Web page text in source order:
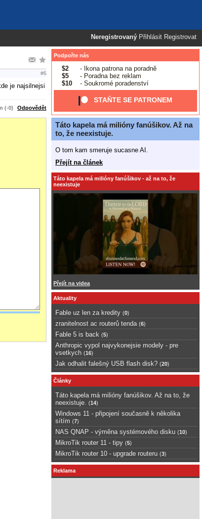
Neregistrovaný Přihlásit Registrovat
#6
je najsilnejsi
(-0) Odpovědět
Podpořte nás
$2
- Ikona patrona na poradně
$5
- Poradna bez reklam
$10
- Soukromé poradenství
STAŇTE SE PATRONEM
Táto kapela má milióny fanúšikov. Až na
to, že neexistuje.
O tom kam smeruje sucasne AI.
Přejít na článek
Táto kapela má milióny fanúšikov - až na to, že
neexistuje
Přejít na videa
Aktuality
Fable uz len za kredity (0)
zranitelnost ac routerů tenda (6)
Fable 5 is back (5)
Anthropic vypol najvykonejsie modely - pre
vsetkych (16)
Jak odhalit falešný USB flash disk? (20)
Články
Táto kapela má milióny fanúšikov. Až na to, že
neexistuje.
(14)
Windows 11 - připojení současně k několika
sítím (7)
NAS QNAP - výměna systémového disku (10)
MikroTik router 11 - tipy (5)
MikroTik router 10 - upgrade routeru (3)
Reklama